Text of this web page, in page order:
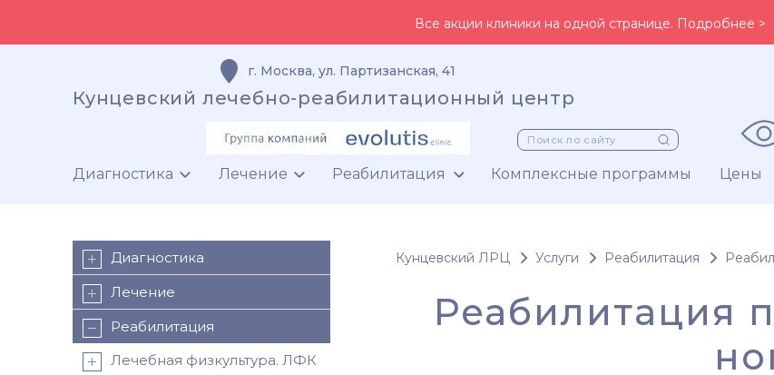
Все акции клиники на одной странице. Подробнее >
г. Москва, ул. Партизанская, 41
Кунцевский лечебно-реабилитационный центр
Диагностика Лечение Реабилитация Комплексные программы Цены
Диагностика
Лечение
Реабилитация
Лечебная физкультура. ЛФК
Кунцевский ЛРЦ Услуги Реабилитация
Реабилитация